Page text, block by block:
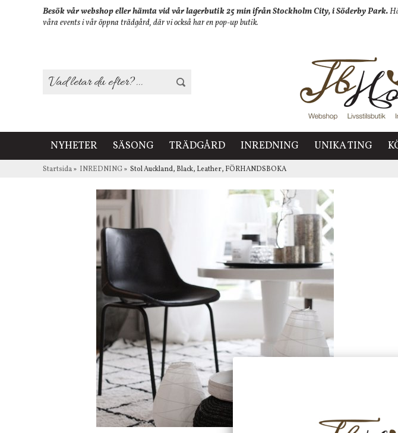
Besök vår webshop eller hämta vid vår lagerbutik 25 min ifrån Stockholm City, i Söderby Park.
våra events i vår öppna trädgård, där vi också har en pop-up butik.
NYHETER SÄSONG TRÄDGÅRD INREDNING UNIKA TING
Startsida» INREDNING» Stol Auckland, Black, Leather, FÖRHANDSBOKA